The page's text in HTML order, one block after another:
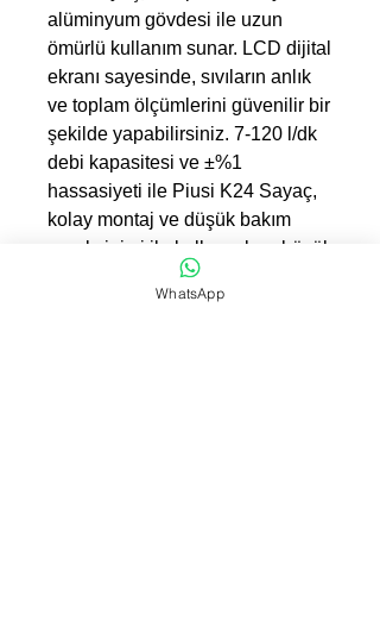
alüminyum gövdesi ile uzun
ömürlü kullanım sunar. LCD dijital
ekranı sayesinde, sıvıların anlık
ve toplam ölçümlerini güvenilir bir
şekilde yapabilirsiniz. 7-120 l/dk
debi kapasitesi ve ±%1
hassasiyeti ile Piusi K24 Sayaç,
kolay montaj ve düşük bakım
gereksinimi ile kullanıcılara büyük
kolaylık sağlar. Akaryakıt, yağ,
dizel ve su gibi düşük viskoziteli
WhatsApp